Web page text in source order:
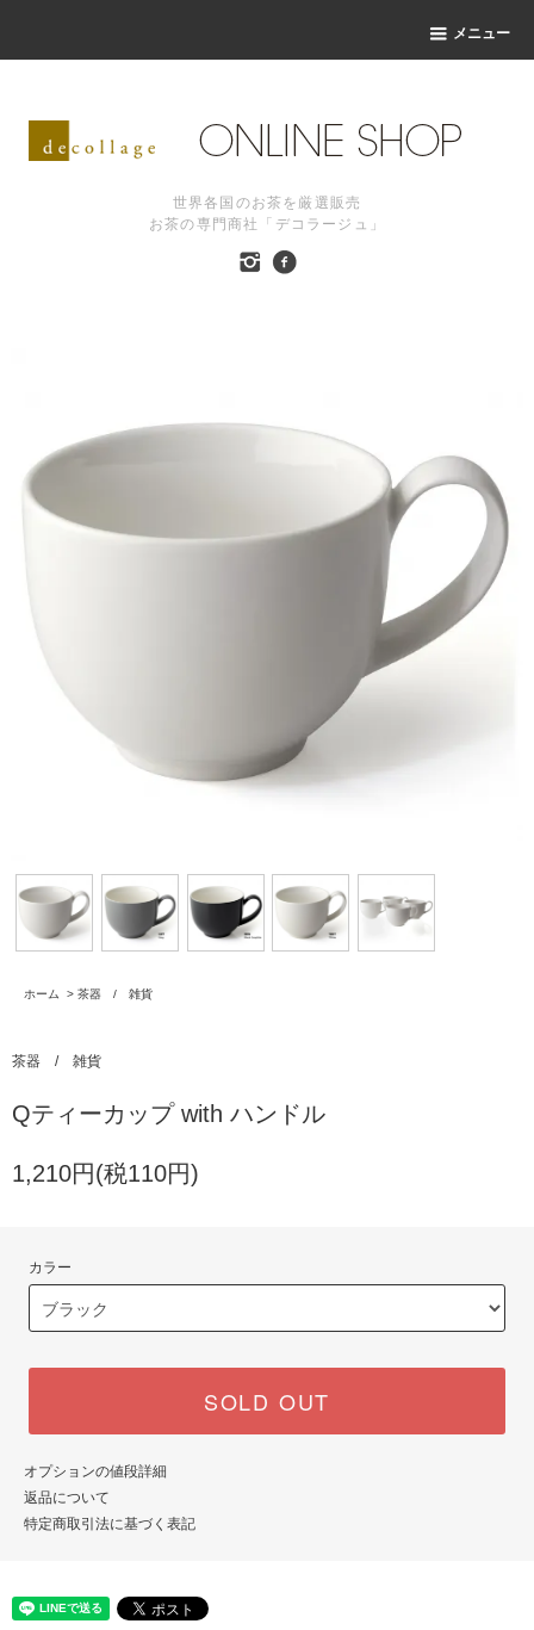
メニュー
世界各国のお茶を厳選販売
お茶の専門商社「デコラージュ」
ホーム > 茶器 / 雑貨
茶器 / 雑貨
Qティーカップ with ハンドル
1,210円(税110円)
カラー
SOLD OUT
オプションの値段詳細
返品について
特定商取引法に基づく表記